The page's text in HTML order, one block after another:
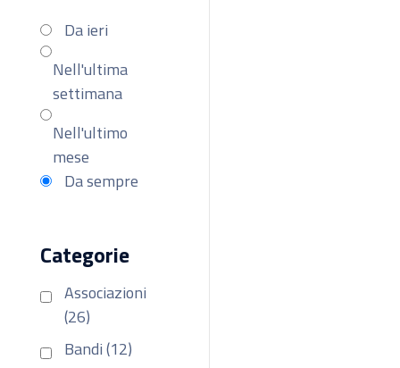
Da ieri
Nell'ultima
settimana
Nell'ultimo
mese
Da sempre
Categorie
Associazioni
(26)
Bandi (12)